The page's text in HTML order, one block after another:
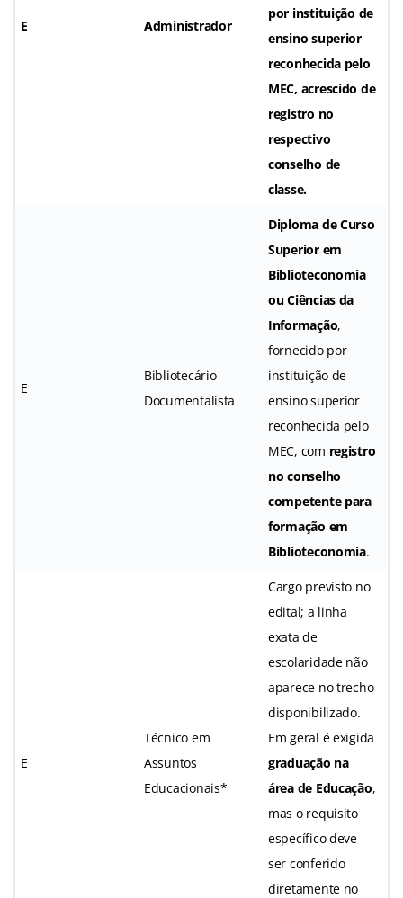
E Administrador
por instituição de
ensino superior
reconhecida pelo
MEC, acrescido de
registro no
respectivo
conselho de
classe.
E
Bibliotecário
Documentalista
Diploma de Curso
Superior em
Biblioteconomia
ou Ciências da
Informação,
fornecido por
instituição de
ensino superior
reconhecida pelo
MEC, com registro
no conselho
competente para
formação em
Biblioteconomia.
E
Técnico em
Assuntos
Educacionais*
Cargo previsto no
edital; a linha
exata de
escolaridade não
aparece no trecho
disponibilizado.
Em geral é exigida
graduação na
área de Educação,
mas o requisito
específico deve
ser conferido
diretamente no